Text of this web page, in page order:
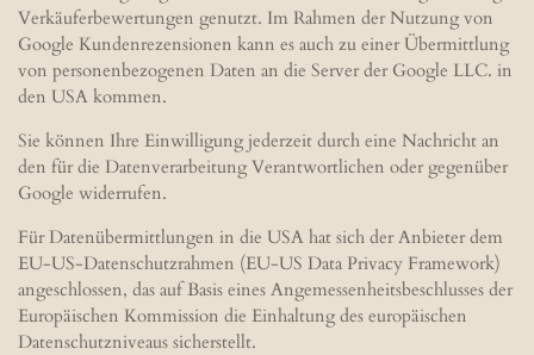
Verkäuferbewertungen genutzt. Im Rahmen der Nutzung von
Google Kundenrezensionen kann es auch zu einer Übermittlung
von personenbezogenen Daten an die Server der Google LLC. in
den USA kommen.
Sie können Ihre Einwilligung jederzeit durch eine Nachricht an
den für die Datenverarbeitung Verantwortlichen oder gegenüber
Google widerrufen.
Für Datenübermittlungen in die USA hat sich der Anbieter dem
EU-US-Datenschutzrahmen (EU-US Data Privacy Framework)
angeschlossen, das auf Basis eines Angemessenheitsbeschlusses der
Europäischen Kommission die Einhaltung des europäischen
Datenschutzniveaus sicherstellt.